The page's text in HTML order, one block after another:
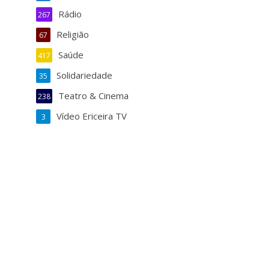
Rádio
267
Religião
67
Saúde
417
Solidariedade
35
Teatro & Cinema
238
Vídeo Ericeira TV
3